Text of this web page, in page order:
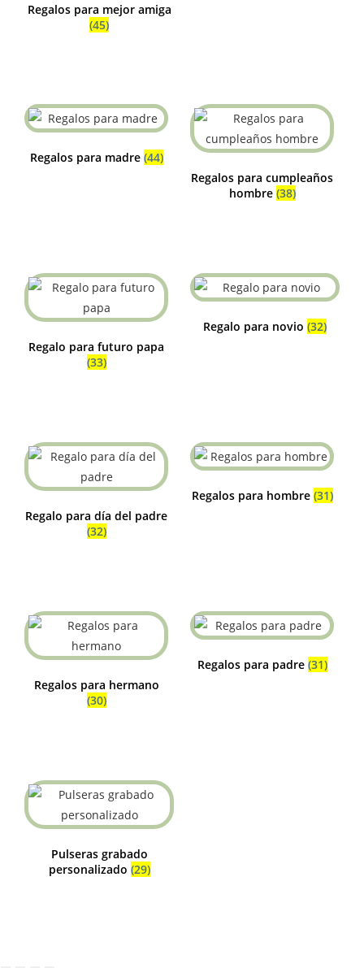
Regalos para mejor amiga
(45)
Regalos para madre (44)
Regalos para cumpleaños
hombre (38)
Regalo para futuro papa
(33)
Regalo para novio (32)
Regalo para día del padre
(32)
Regalos para hombre (31)
Regalos para hermano
(30)
Regalos para padre (31)
Pulseras grabado
personalizado (29)